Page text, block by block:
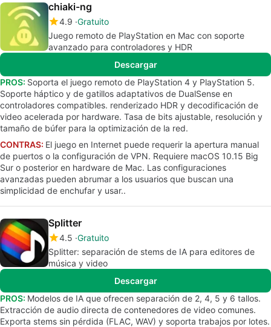
chiaki-ng
4.9 Gratuito
Juego remoto de PlayStation en Mac con soporte
avanzado para controladores y HDR
Descargar
PROS: Soporta el juego remoto de PlayStation 4 y PlayStation 5.
Soporte háptico y de gatillos adaptativos de DualSense en
controladores compatibles. renderizado HDR y decodificación de
video acelerada por hardware. Tasa de bits ajustable, resolución y
tamaño de búfer para la optimización de la red.
CONTRAS: El juego en Internet puede requerir la apertura manual
de puertos o la configuración de VPN. Requiere macOS 10.15 Big
Sur o posterior en hardware de Mac. Las configuraciones
avanzadas pueden abrumar a los usuarios que buscan una
simplicidad de enchufar y usar..
Splitter
4.5 Gratuito
Splitter: separación de stems de IA para editores de
música y video
Descargar
PROS: Modelos de IA que ofrecen separación de 2, 4, 5 y 6 tallos.
Extracción de audio directa de contenedores de video comunes.
Exporta stems sin pérdida (FLAC, WAV) y soporta trabajos por lotes.